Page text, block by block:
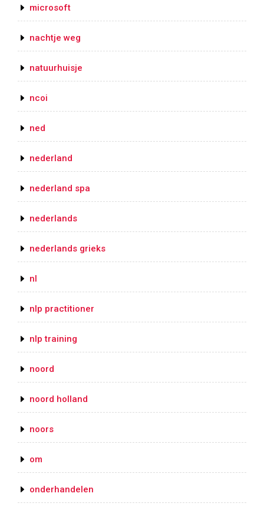
microsoft
nachtje weg
natuurhuisje
ncoi
ned
nederland
nederland spa
nederlands
nederlands grieks
nl
nlp practitioner
nlp training
noord
noord holland
noors
om
onderhandelen